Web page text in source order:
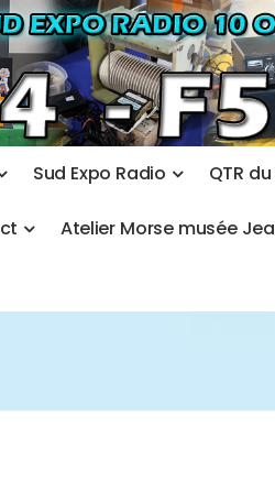
Sud Expo Radio QTR du
ct Atelier Morse musée Jea